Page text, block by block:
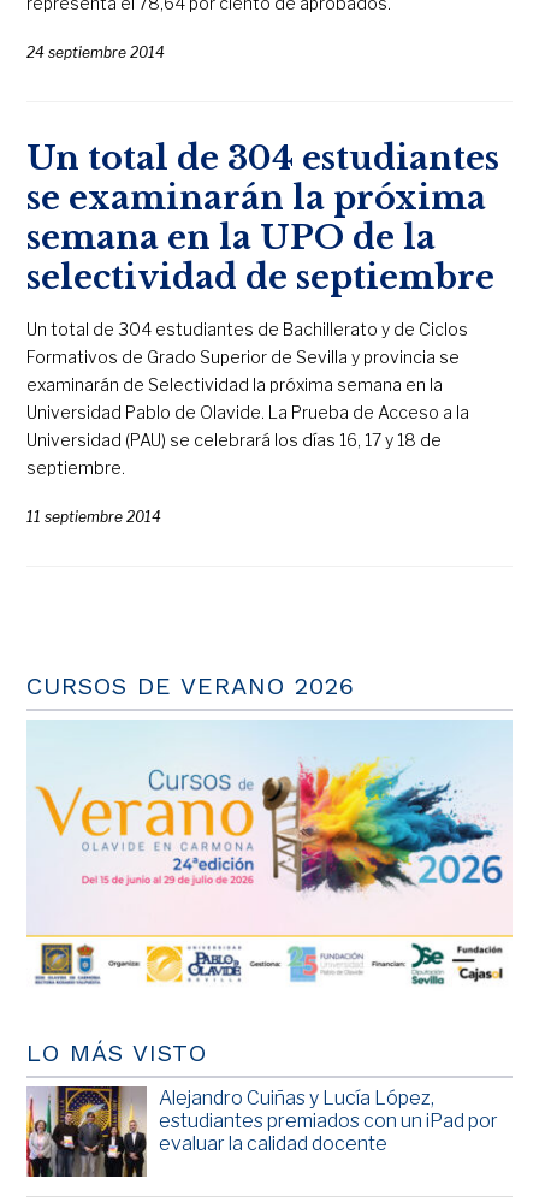
24 septiembre 2014
Un total de 304 estudiantes
se examinarán la próxima
semana en la UPO de la
selectividad de septiembre
Un total de 304 estudiantes de Bachillerato y de Ciclos
Formativos de Grado Superior de Sevilla y provincia se
examinarán de Selectividad la próxima semana en la
Universidad Pablo de Olavide. La Prueba de Acceso a la
Universidad (PAU) se celebrará los días 16, 17 y 18 de
septiembre.
11 septiembre 2014
CURSOS DE VERANO 2026
LO MÁS VISTO
Alejandro Cuiñas y Lucía López,
estudiantes premiados con un iPad por
evaluar la calidad docente